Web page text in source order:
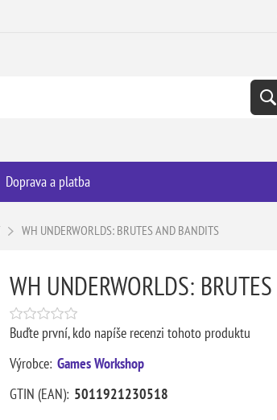
Doprava a platba
WH UNDERWORLDS: BRUTES AND BANDITS
WH UNDERWORLDS:
Buďte první, kdo napíše recenzi tohoto produktu
Výrobce: Games Workshop
GTIN (EAN): 5011921230518